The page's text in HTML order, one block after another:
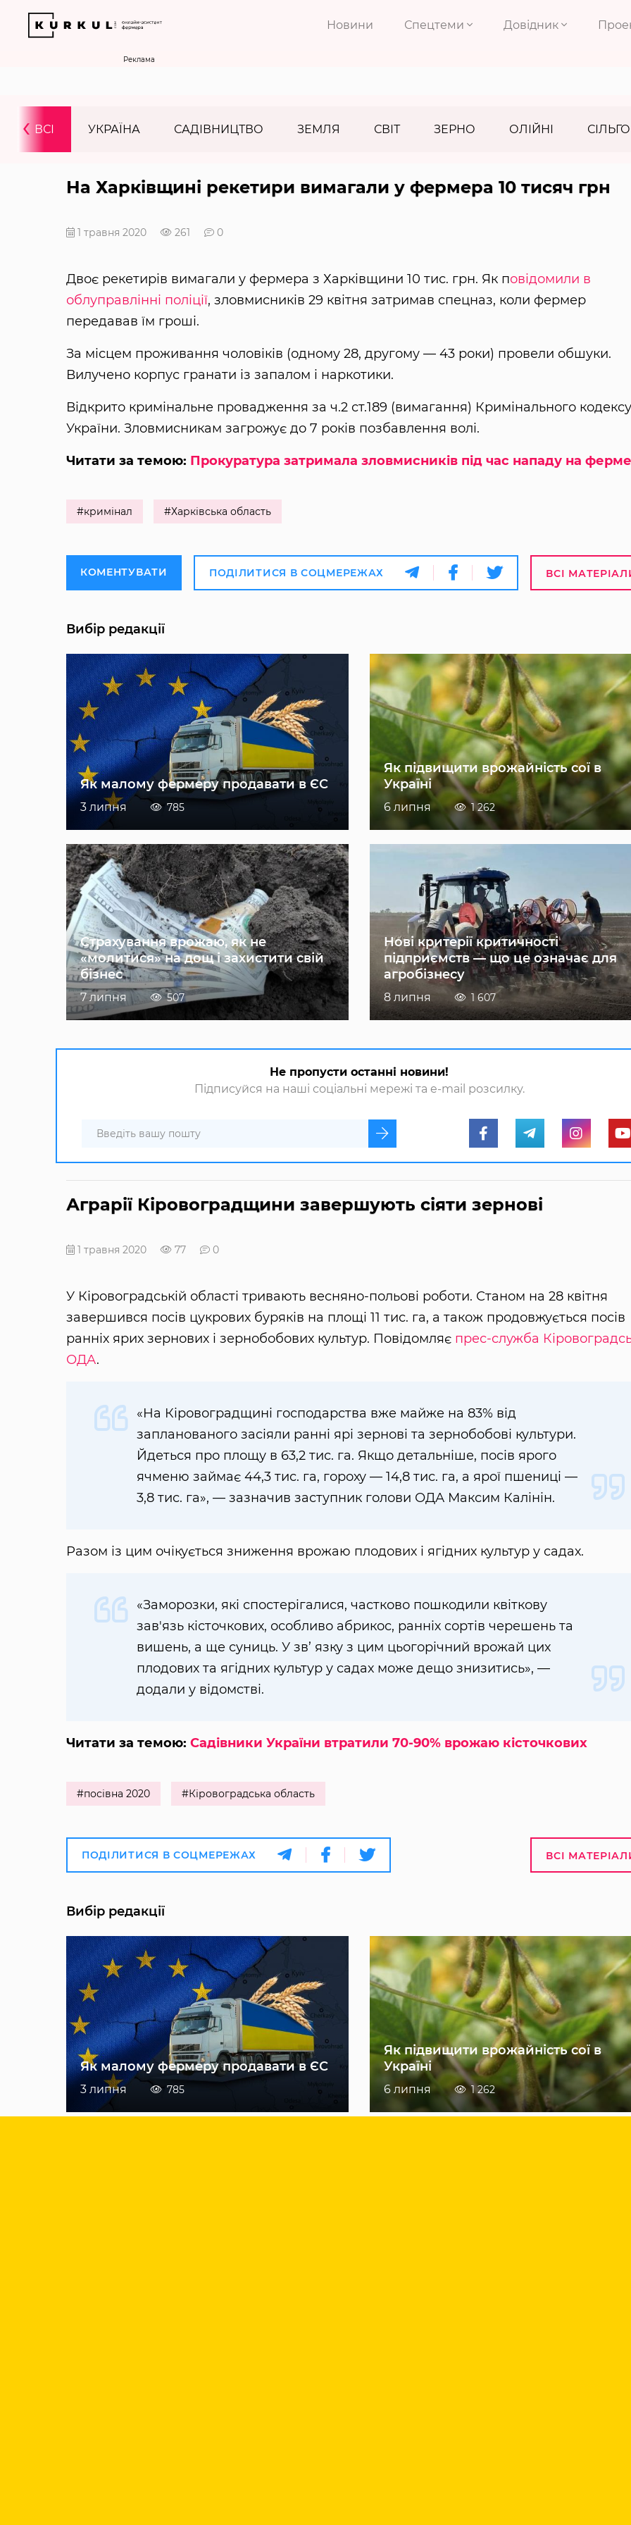
Новини Спецтеми Довідник
Реклама
ВСІ УКРАЇНА САДІВНИЦТВО ЗЕМЛЯ СВІТ ЗЕРНО ОЛІЙНІ
‹
На Харківщині рекетири вимагали у фермера 10 тисяч грн
1 травня 2020 261 0
Двоє рекетирів вимагали у фермера з Харківщини 10 тис. грн. Як повідомили в
облуправлінні поліції, зловмисників 29 квітня затримав спецназ, коли фермер
передавав їм гроші.
За місцем проживання чоловіків (одному 28, другому — 43 роки) провели обшуки.
Вилучено корпус гранати із запалом і наркотики.
Відкрито кримінальне провадження за ч.2 ст.189 (вимагання) Кримінального кодексу
України. Зловмисникам загрожує до 7 років позбавлення волі.
Читати за темою: Прокуратура затримала зловмисників під час нападу на
#кримінал #Харківська область
КОМЕНТУВАТИ ПОДІЛИТИСЯ В СОЦМЕРЕЖАХ ВСІ
Вибір редакції
Як малому фермеру продавати в ЄС
3 липня 785
Як підвищити врожайність сої в
Україні
6 липня 1 262
Страхування врожаю, як не
«молитися» на дощ і захистити свій
бізнес
7 липня 507
Нові критерії критичності
підприємств — що це означає для
агробізнесу
8 липня 1 607
Не пропусти останні новини!
Підписуйся на наші соціальні мережі та e-mail розсилку.
Аграрії Кіровоградщини завершують сіяти зернові
1 травня 2020 77 0
У Кіровоградській області тривають весняно-польові роботи. Станом на 28 квітня
завершився посів цукрових буряків на площі 11 тис. га, а також продовжується посів
ранніх ярих зернових і зернобобових культур. Повідомляє прес-служба
ОДА.
«На Кіровоградщині господарства вже майже на 83% від
запланованого засіяли ранні ярі зернові та зернобобові культури.
Йдеться про площу в 63,2 тис. га. Якщо детальніше, посів ярого
ячменю займає 44,3 тис. га, гороху — 14,8 тис. га, а ярої пшениці —
3,8 тис. га», — зазначив заступник голови ОДА Максим Калінін.
Разом із цим очікується зниження врожаю плодових і ягідних культур у садах.
«Заморозки, які спостерігалися, частково пошкодили квіткову
зав'язь кісточкових, особливо абрикос, ранніх сортів черешень та
вишень, а ще суниць. У зв’ язку з цим цьогорічний врожай цих
плодових та ягідних культур у садах може дещо знизитись», —
додали у відомстві.
Читати за темою: Садівники України втратили 70-90% врожаю кісточкових
#посівна 2020 #Кіровоградська область
ПОДІЛИТИСЯ В СОЦМЕРЕЖАХ ВСІ
Вибір редакції
Як малому фермеру продавати в ЄС
3 липня 785
Як підвищити врожайність сої в
Україні
6 липня 1 262